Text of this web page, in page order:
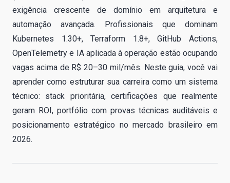
exigência crescente de domínio em arquitetura e
automação avançada. Profissionais que dominam
Kubernetes 1.30+, Terraform 1.8+, GitHub Actions,
OpenTelemetry e IA aplicada à operação estão ocupando
vagas acima de R$ 20–30 mil/mês. Neste guia, você vai
aprender como estruturar sua carreira como um sistema
técnico: stack prioritária, certificações que realmente
geram ROI, portfólio com provas técnicas auditáveis e
posicionamento estratégico no mercado brasileiro em
2026.